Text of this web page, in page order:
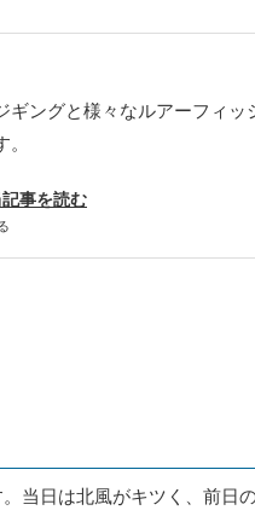
ギングと様々なルアーフィッ
事を読む
当日は北風がキツく、前日